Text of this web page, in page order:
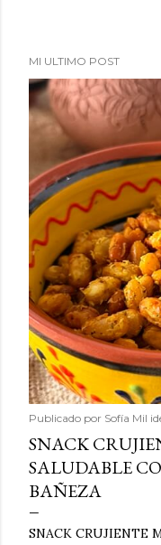
MI ULTIMO POST
Publicado por Sofía Mil
SNACK
SALUDABLE
BAÑEZA
SNACK CRUJIENTE